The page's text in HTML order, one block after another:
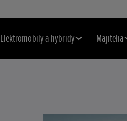
Elektromobily a hybridy Majitelia